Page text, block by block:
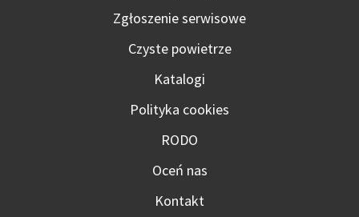
Zgłoszenie serwisowe
Czyste powietrze
Katalogi
Polityka cookies
RODO
Oceń nas
Kontakt